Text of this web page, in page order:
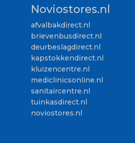
Noviostores.nl
afvalbakdirect.nl
brievenbusdirect.nl
deurbeslagdirect.nl
kapstokkendirect.nl
kluizencentre.nl
mediclinicsonline.nl
sanitaircentre.nl
tuinkasdirect.nl
noviostores.nl